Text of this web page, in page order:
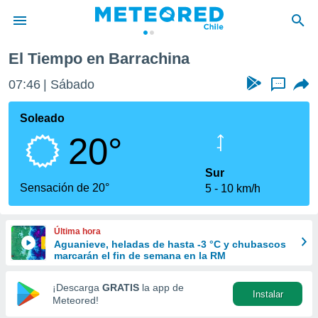
de
por
que se
calidad.
a este
las
y
forma
digital
basada
El Tiempo en Barrachina
07:46 Sábado ...
Soleado
20°
Sensación de 20°
Sur
5
10 km/h
Última hora
Aguanieve, heladas de hasta -3 °C y chubascos
marcarán el fin de semana en la RM
¡Descarga GRATIS la app de
Meteored!
Instalar